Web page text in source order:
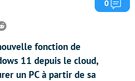
0
Reddit
fonction de
11 depuis le cloud,
un PC à partir de sa